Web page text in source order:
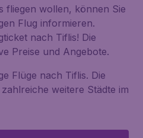
fliegen wollen, können Sie
Flug informieren.
nach Tiflis! Die
Preise und Angebote.
Flüge nach Tiflis. Die
weitere Städte im